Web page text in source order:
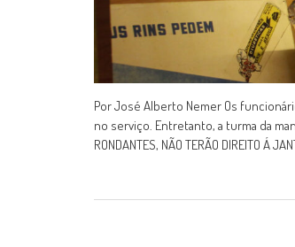
Por José Alberto Nemer Os
no serviço. Entretanto, a turma da
RONDANTES, NÃO TERÃO DIREITO Á